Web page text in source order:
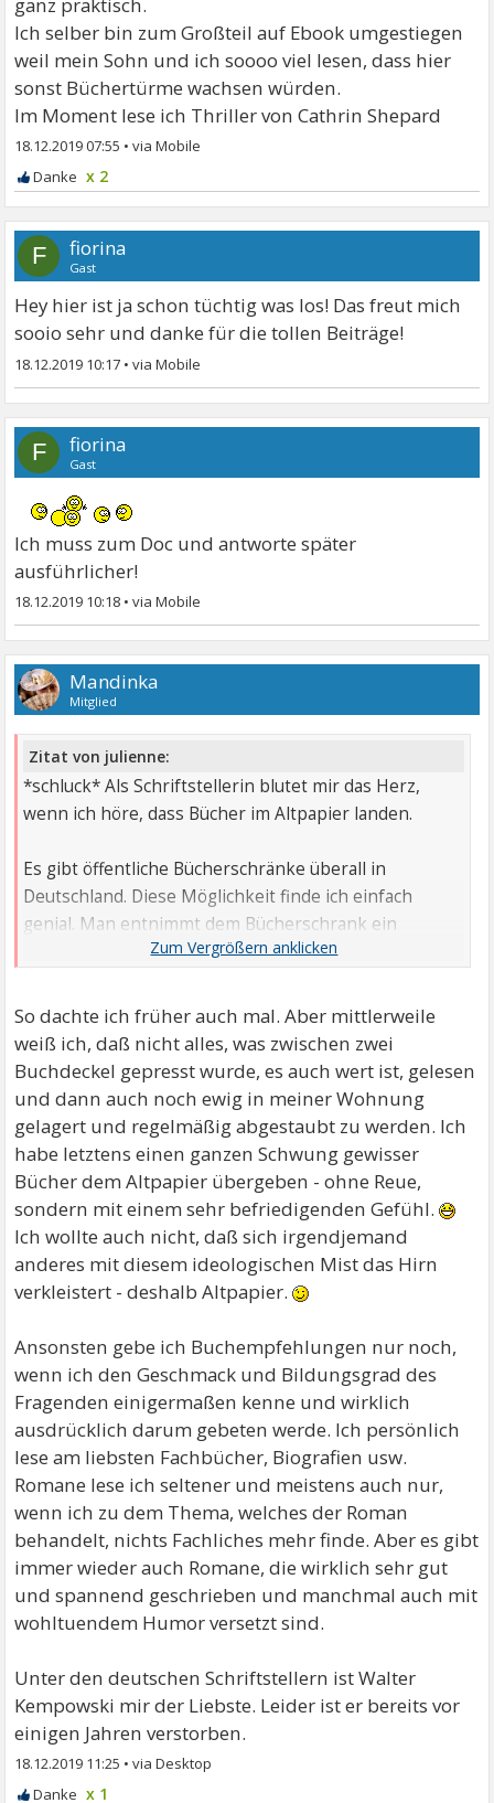
ganz praktisch.
Ich selber bin zum Großteil auf Ebook umgestiegen
weil mein Sohn und ich soooo viel lesen, dass hier
sonst Büchertürme wachsen würden.
Im Moment lese ich Thriller von Cathrin Shepard
18.12.2019 07:55 •
x 2
F fiorina
Gast
Hey hier ist ja schon tüchtig was los! Das freut mich
sooio sehr und danke für die tollen Beiträge!
18.12.2019 10:17 •
F fiorina
Gast
Ich muss zum Doc und antworte später
ausführlicher!
18.12.2019 10:18 •
Mandinka
Mitglied
Zitat von julienne:
*schluck* Als Schriftstellerin blutet mir das Herz,
wenn ich höre, dass Bücher im Altpapier landen.
Es gibt öffentliche Bücherschränke überall in
Deutschland. Diese Möglichkeit finde ich einfach
genial. Man entnimmt dem Bücherschrank ein
interessantes Buch und stellt dafür ein eigenes,
So dachte ich früher auch mal. Aber mittlerweile
weiß ich, daß nicht alles, was zwischen zwei
Buchdeckel gepresst wurde, es auch wert ist, gelesen
und dann auch noch ewig in meiner Wohnung
gelagert und regelmäßig abgestaubt zu werden. Ich
habe letztens einen ganzen Schwung gewisser
Bücher dem Altpapier übergeben - ohne Reue,
sondern mit einem sehr befriedigenden Gefühl.
Ich wollte auch nicht, daß sich irgendjemand
anderes mit diesem ideologischen Mist das Hirn
verkleistert - deshalb Altpapier.
Ansonsten gebe ich Buchempfehlungen nur noch,
wenn ich den Geschmack und Bildungsgrad des
Fragenden einigermaßen kenne und wirklich
ausdrücklich darum gebeten werde. Ich persönlich
lese am liebsten Fachbücher, Biografien usw.
Romane lese ich seltener und meistens auch nur,
wenn ich zu dem Thema, welches der Roman
behandelt, nichts Fachliches mehr finde. Aber es gibt
immer wieder auch Romane, die wirklich sehr gut
und spannend geschrieben und manchmal auch mit
wohltuendem Humor versetzt sind.
Unter den deutschen Schriftstellern ist Walter
Kempowski mir der Liebste. Leider ist er bereits vor
einigen Jahren verstorben.
18.12.2019 11:25 •
x 1